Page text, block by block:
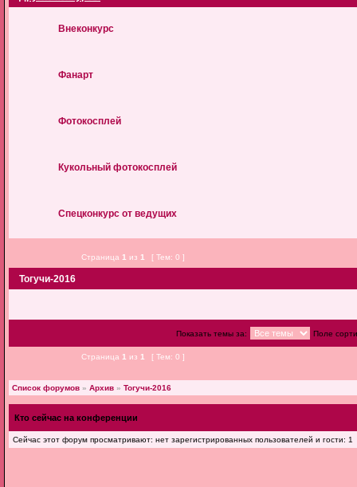
Внеконкурс
Фанарт
Фотокосплей
Кукольный фотокосплей
Спецконкурс от ведущих
Страница 1 из 1 [ Тем: 0 ]
Тогучи-2016
Показать темы за: Поле
Страница 1 из 1 [ Тем: 0 ]
Список форумов » Архив » Тогучи-2016
Кто сейчас на конференции
Сейчас этот форум просматривают: нет зарегистрированных пользователей и гости: 1